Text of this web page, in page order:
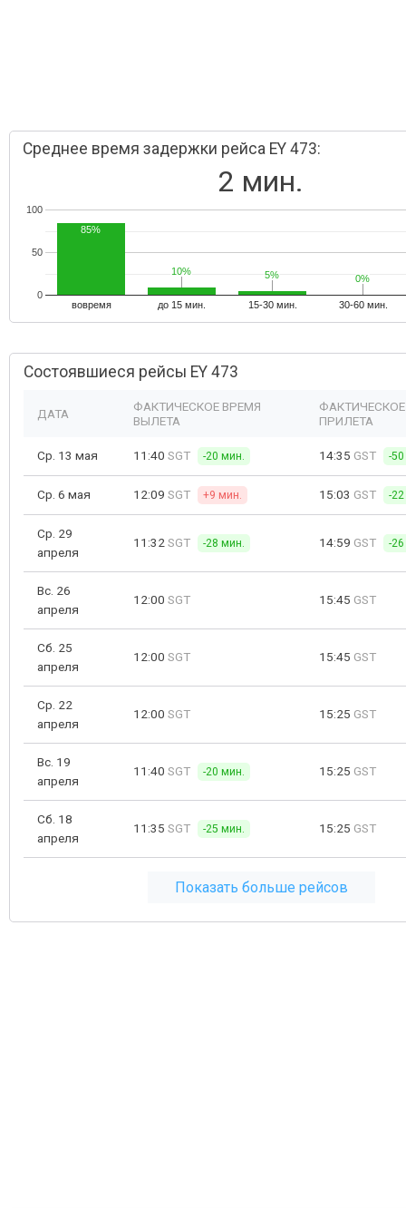
Среднее время задержки рейса EY 473:
2 мин.
вовремя до 15 мин. 15-30 мин. 30-60 мин.
0
50
100
85%
10%
10% 5%
5% 0%
0%
Состоявшиеся рейсы EY 473
ДАТА
ФАКТИЧЕСКОЕ ВРЕМЯ
ВЫЛЕТА
ПРИЛЕТА
Ср. 13 мая 11:40 SGT -20 мин. 14:35 GST -
Ср. 6 мая 12:09 SGT +9 мин. 15:03 GST -
Ср. 29
апреля
11:32 SGT -28 мин. 14:59 GST -
Вс. 26
апреля
12:00 SGT 15:45 GST
Сб. 25
апреля
12:00 SGT 15:45 GST
Ср. 22
апреля
12:00 SGT 15:25 GST
Вс. 19
апреля
11:40 SGT -20 мин. 15:25 GST
Сб. 18
апреля
11:35 SGT -25 мин. 15:25 GST
Показать больше рейсов